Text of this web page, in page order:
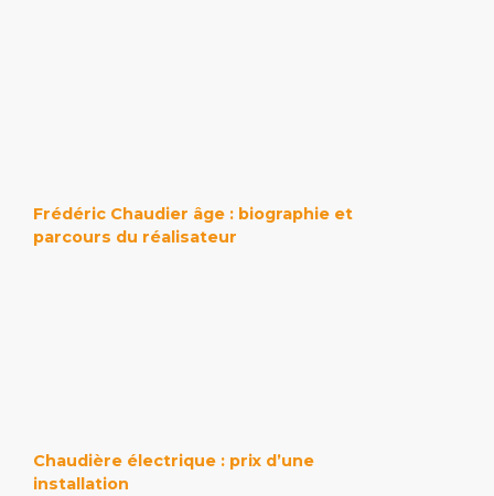
Frédéric Chaudier âge : biographie et
parcours du réalisateur
Chaudière électrique : prix d’une
installation